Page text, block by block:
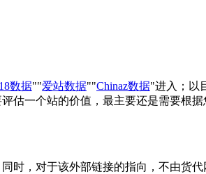
数据""爱站数据""Chinaz数据"进入；以
估一个站的价值，最主要还是需要根
，对于该外部链接的指向，不由货